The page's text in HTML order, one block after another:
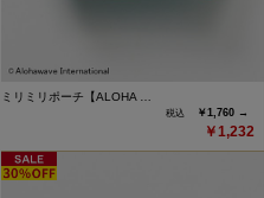
ミリミリポーチ【ALOHA …
￥1,760 →
￥1,232